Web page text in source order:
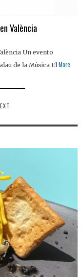
València
Un evento
de la Música El More